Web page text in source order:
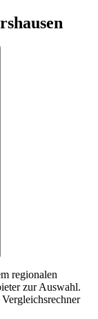
regionalen
zur Auswahl.